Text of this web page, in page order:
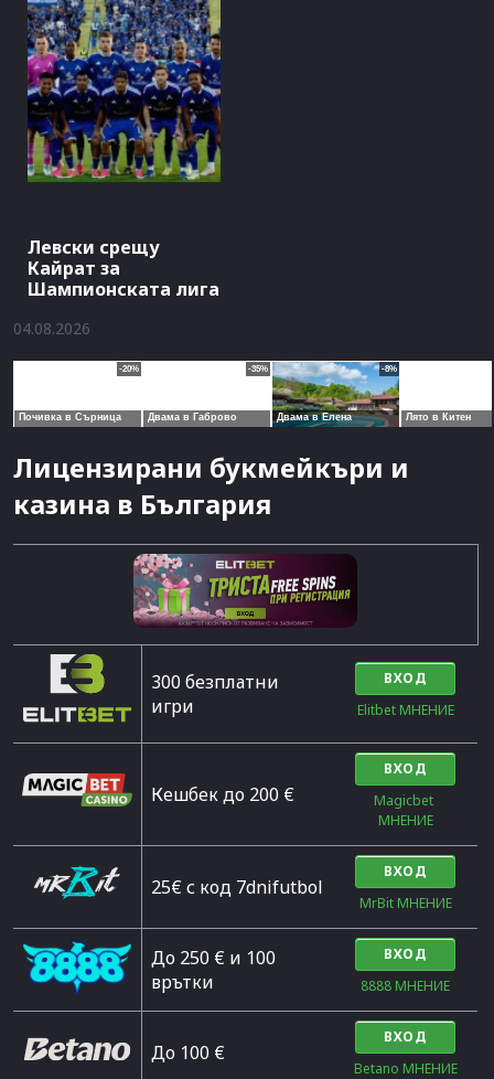
Левски срещу
Кайрат за
Шампионската лига
04.08.2026
Лицензирани букмейкъри и
казина в България
300 безплатни
игри
ВХОД
Elitbet МНЕНИЕ
Кешбек до 200 €
ВХОД
Magicbet
МНЕНИЕ
25€ с код 7dnifutbol
ВХОД
MrBit МНЕНИЕ
До 250 € и 100
врътки
ВХОД
8888 МНЕНИЕ
Дo 100 €
ВХОД
Betano МНЕНИЕ